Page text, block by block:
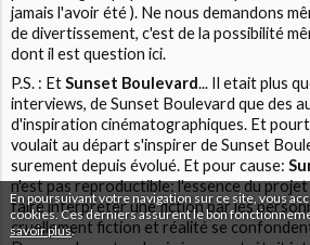
En poursuivant votre navigation sur ce site, vous
cookies. Ces derniers assurent le bon
savoir plus.
jamais l'avoir été ). Ne nous demandons
de divertissement, c'est de la possibilité
dont il est question ici.
P.S. : EtSunset Boulevard... Il etait plus
interviews, de Sunset Boulevard que des
d'inspiration cinématographiques. Et
voulait au départ s'inspirer de Sunset
surement depuis évolué. Et pour cause:
n'est pas reproductible: l'essence du
faire interpréter une fiction par les
cruellement fiction et réalité se